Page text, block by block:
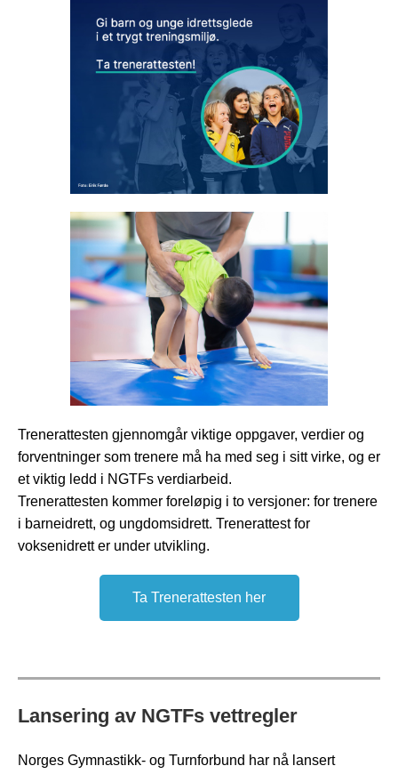
Trenerattesten gjennomgår viktige oppgaver, verdier og
forventninger som trenere må ha med seg i sitt virke, og er
et viktig ledd i NGTFs verdiarbeid.
Trenerattesten kommer foreløpig i to versjoner: for trenere
i barneidrett, og ungdomsidrett. Trenerattest for
voksenidrett er under utvikling.
Ta Trenerattesten her
Lansering av NGTFs vettregler
Norges Gymnastikk- og Turnforbund har nå lansert